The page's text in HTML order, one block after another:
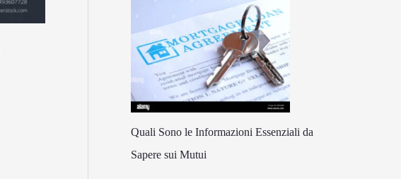
Quali Sono le Informazioni Essenziali da
Sapere sui Mutui